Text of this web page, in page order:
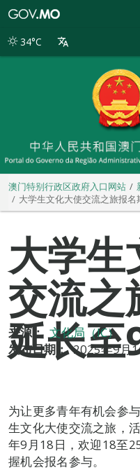
别
34°C
澳门特别行政区政府入口网站
大学生文化大使交流之旅报名
大学生
交流之
延长至
来源： 文化局（IC）
发布日期： 2025年9月
为让更多青年有机会参
生文化大使交流之旅，
年9月18日，欢迎18至
握机会报名参与。